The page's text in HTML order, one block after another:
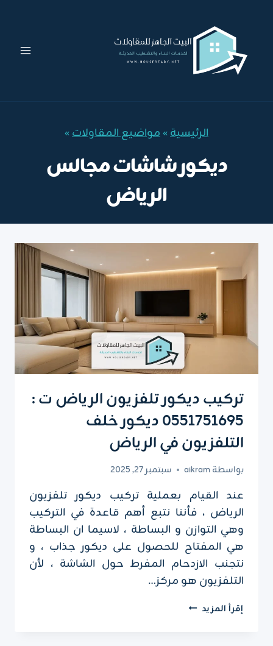
المحتوى
الرئيسية»مواضيع المقاولات»
ديكور شاشات مجالس
الرياض
تركيب ديكور تلفزيون الرياض ت :
0551751695 ديكور خلف
التلفزيون في الرياض
بواسطةaikram سبتمبر 27, 2025
عند القيام بعملية تركيب ديكور تلفزيون
الرياض ، فأننا نتبع أهم قاعدة في التركيب
وهي التوازن و البساطة ، لاسيما ان البساطة
هي المفتاح للحصول على ديكور جذاب ، و
نتجنب الازدحام المفرط حول الشاشة ، لأن
التلفزيون هو مركز…
إقرأ المزيد تركيب